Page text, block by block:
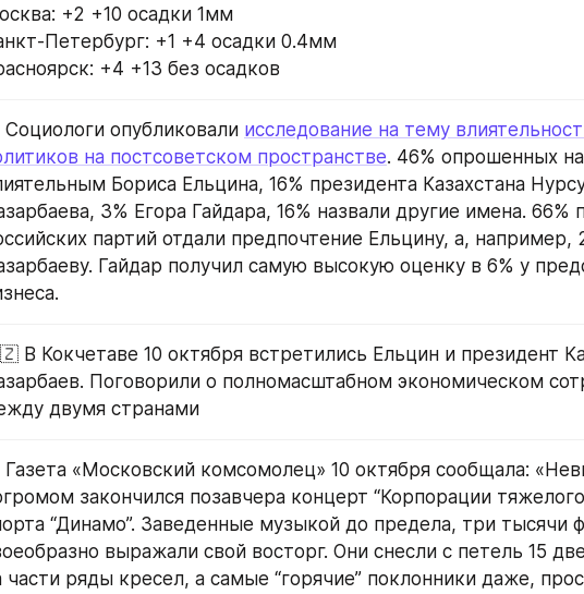
+2 +10 осадки 1мм
Петербург: +1 +4 осадки 0.4мм
+4 +13 без осадков
Социологи опубликовали исследование на тему
на постсоветском пространстве. 46% опрошенных
Бориса Ельцина, 16% президента Казахстана
3% Егора Гайдара, 16% назвали другие имена. 66%
партий отдали предпочтение Ельцину, а, например,
Гайдар получил самую высокую оценку в 6% у
В Кокчетаве 10 октября встретились Ельцин и президент
Поговорили о полномасштабном экономическом
двумя странами
Газета «Московский комсомолец» 10 октября сообщала:
закончился позавчера концерт “Корпорации
“Динамо”. Заведенные музыкой до предела, три тысячи
выражали свой восторг. Они снесли с петель 15
части ряды кресел, а самые “горячие” поклонники даже,